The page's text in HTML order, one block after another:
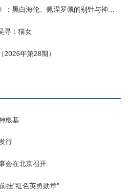
白海伦、佩涅罗佩的别针与神秘入侵者
寻：猫女
年第28期）
根基
行
会在北京召开
挂"红色英勇勋章"